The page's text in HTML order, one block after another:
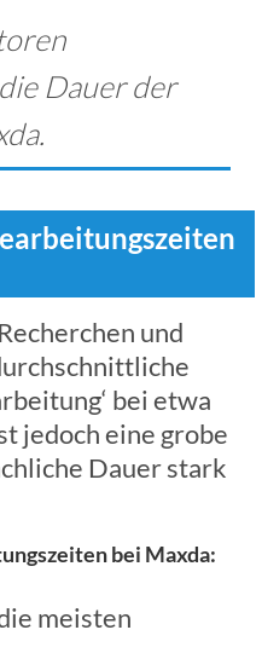
Dauer der
und
bei etwa
jedoch eine grobe
Dauer stark
bei Maxda:
meisten